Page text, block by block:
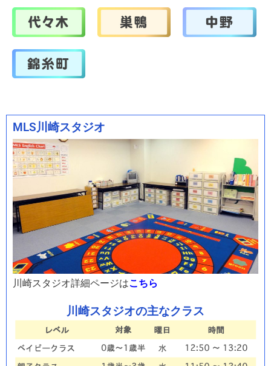
MLS川崎スタジオ
川崎スタジオ詳細ページはこちら
川崎スタジオの主なクラス